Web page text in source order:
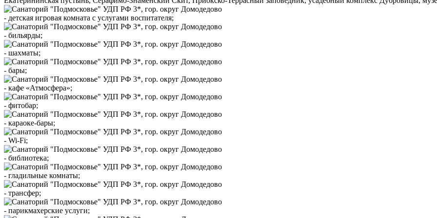
- детская игровая комната с услугами воспитателя;
- бильярды;
- шахматы;
- бары;
- кафе «Атмосфера»;
- фитобар;
- караоке-бары;
- Wi-Fi;
- библиотека;
- гладильные комнаты;
- трансфер;
- парикмахерские услуги;